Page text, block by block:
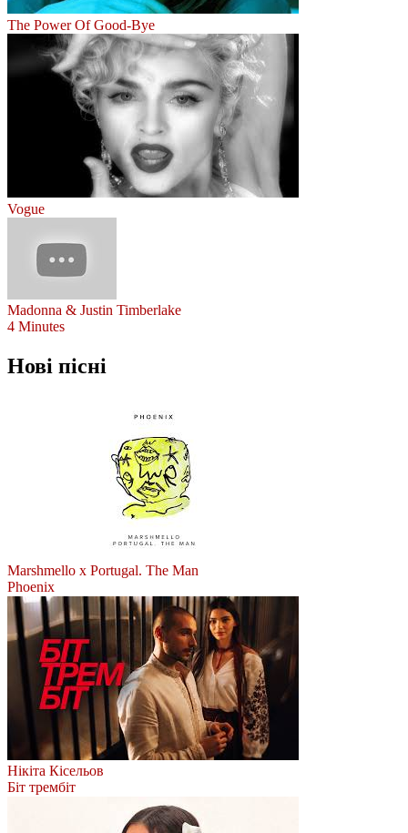
The Power Of Good-Bye
Vogue
Madonna & Justin Timberlake
4 Minutes
Нові пісні
Marshmello x Portugal. The Man
Phoenix
Нікіта Кісельов
Біт трембіт